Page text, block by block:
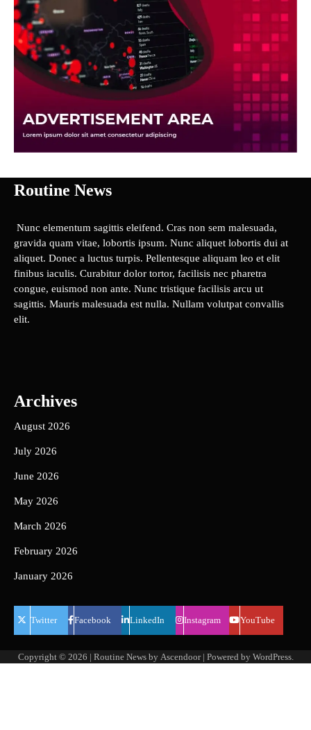
Routine News
Nunc elementum sagittis eleifend. Cras non sem malesuada,
gravida quam vitae, lobortis ipsum. Nunc aliquet lobortis dui at
aliquet. Donec a luctus turpis. Pellentesque aliquam leo et elit
finibus iaculis. Curabitur dolor tortor, facilisis nec pharetra
congue, euismod non ante. Nunc tristique facilisis arcu ut
sagittis. Mauris malesuada est nulla. Nullam volutpat convallis
elit.
Archives
August 2026
July 2026
June 2026
May 2026
March 2026
February 2026
January 2026
Twitter Facebook LinkedIn Instagram YouTube
Copyright © 2026 | Routine News by Ascendoor| Powered by WordPress.